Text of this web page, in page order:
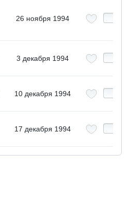
26 ноября 1994
3 декабря 1994
10 декабря 1994
17 декабря 1994